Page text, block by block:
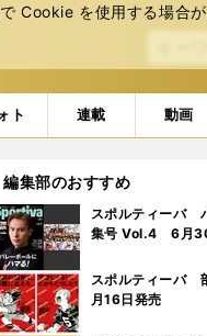
Cookie を使⽤する場合が
ト 連載 動画
エ肉とおはぎ」でビキニ
編集部のおすすめ
スポルティーバ
集号 Vol.4 6月
スポルティーバ
月16日発売